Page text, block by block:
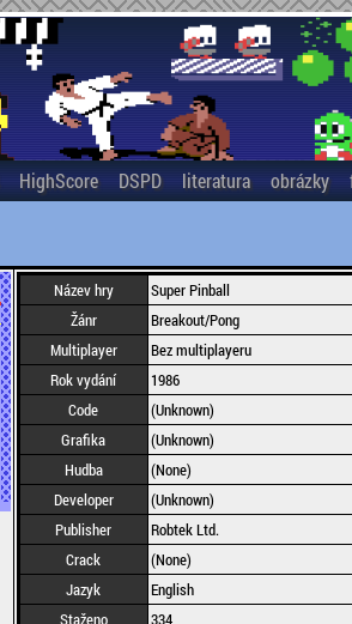
HighScore DSPD literatura obrázky
Název hry
Super Pinball
Žánr
Breakout/Pong
Multiplayer
Bez multiplayeru
Rok vydání
1986
Code
(Unknown)
Grafika
(Unknown)
Hudba
(None)
Developer
(Unknown)
Publisher
Robtek Ltd.
Crack
(None)
Jazyk
English
Staženo
334